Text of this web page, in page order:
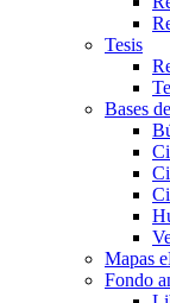
Tesis
Bases
Mapas
Fondo